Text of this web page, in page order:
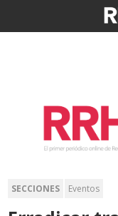
SECCIONES Eventos